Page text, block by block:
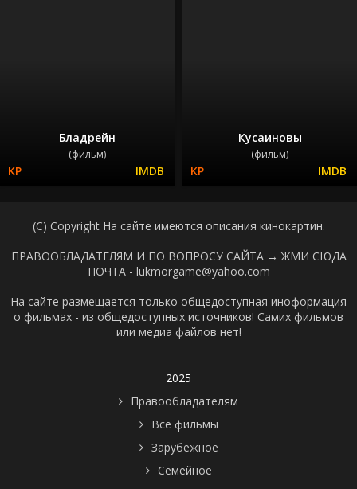
Бладрейн
(фильм)
Кусаиновы
(фильм)
(C) Copyright На сайте имеются описания кинокартин.
ПРАВООБЛАДАТЕЛЯМ И ПО ВОПРОСУ САЙТА → ЖМИ СЮДА
ПОЧТА - lukmorgame@yahoo.com
На сайте размещается только общедоступная иноформация
о фильмах - из общедоступных источников! Самих фильмов
или медиа файлов нет!
2025
Правообладателям
Все фильмы
Зарубежное
Семейное